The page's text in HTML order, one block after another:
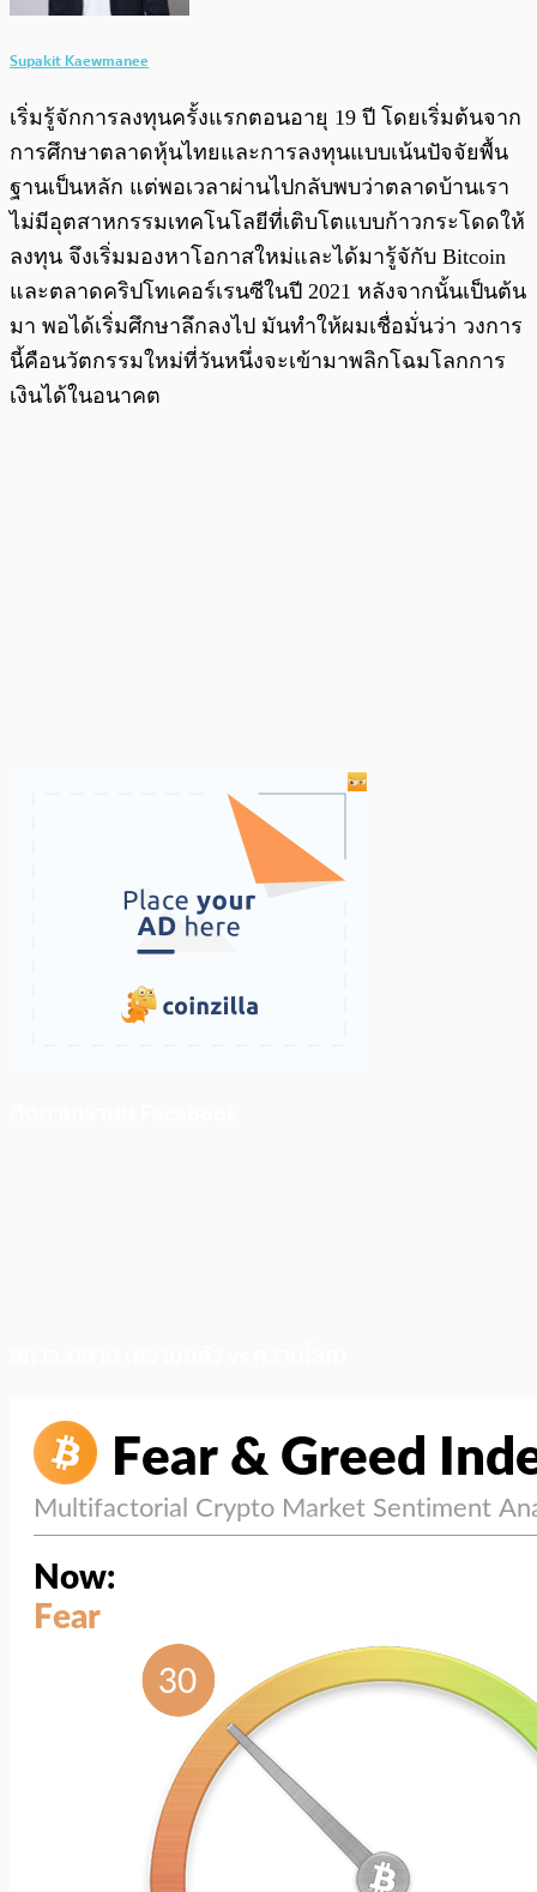
Supakit Kaewmanee
เริ่มรู้จักการลงทุนครั้งแรกตอนอายุ 19 ปี โดยเริ่มต้นจาก
การศึกษาตลาดหุ้นไทยและการลงทุนแบบเน้นปัจจัยพื้น
ฐานเป็นหลัก แต่พอเวลาผ่านไปกลับพบว่าตลาดบ้านเรา
ไม่มีอุตสาหกรรมเทคโนโลยีที่เติบโตแบบก้าวกระโดดให้
ลงทุน จึงเริ่มมองหาโอกาสใหม่และได้มารู้จักับ Bitcoin
และตลาดคริปโทเคอร์เรนซีในปี 2021 หลังจากนั้นเป็นต้น
มา พอได้เริ่มศึกษาลึกลงไป มันทำให้ผมเชื่อมั่นว่า วงการ
นี้คือนวัตกรรมใหม่ที่วันหนึ่งจะเข้ามาพลิกโฉมโลกการ
เงินได้ในอนาคต